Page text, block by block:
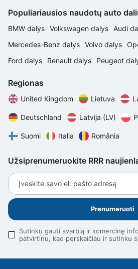
Populiariausios naudotų auto
BMW dalys Volkswagen dalys Audi
Mercedes-Benz dalys Volvo dalys
Ford dalys
Renault dalys Peugeot
Regionas
United Kingdom Lietuva
Deutschland Latvija (LV)
Suomi Italia România
Užsiprenumeruokite RRR
Įveskite savo el. pašto adresą
Prenumeruoti
Sutinku gauti svarbią ir komercinę
patvirtinu, kad perskaičiau ir sutinku